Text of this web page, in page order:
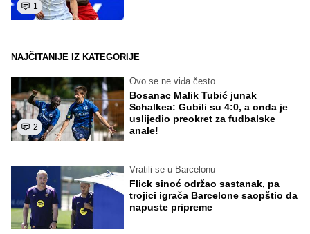
1
NAJČITANIJE IZ KATEGORIJE
2
Ovo se ne viđa često
Bosanac Malik Tubić junak
Schalkea: Gubili su 4:0, a onda je
uslijedio preokret za fudbalske
anale!
Vratili se u Barcelonu
Flick sinoć održao sastanak, pa
trojici igrača Barcelone saopštio da
napuste pripreme